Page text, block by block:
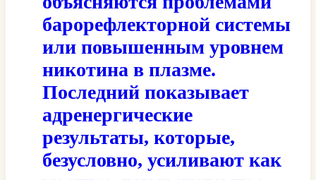
барорефлекторной системы
или повышенным уровнем
никотина в плазме.
Последний показывает
адренергические
результаты, которые,
безусловно, усиливают как